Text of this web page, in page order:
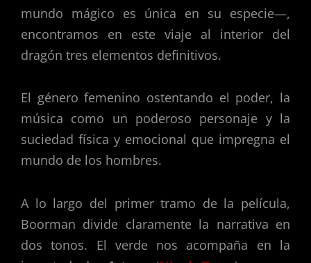
mundo mágico es única en su especie—,
encontramos en este viaje al interior del
dragón tres elementos definitivos.
El género femenino ostentando el poder, la
música como un poderoso personaje y la
suciedad física y emocional que impregna el
mundo de los hombres.
A lo largo del primer tramo de la película,
Boorman divide claramente la narrativa en
dos tonos. El verde nos acompaña en la